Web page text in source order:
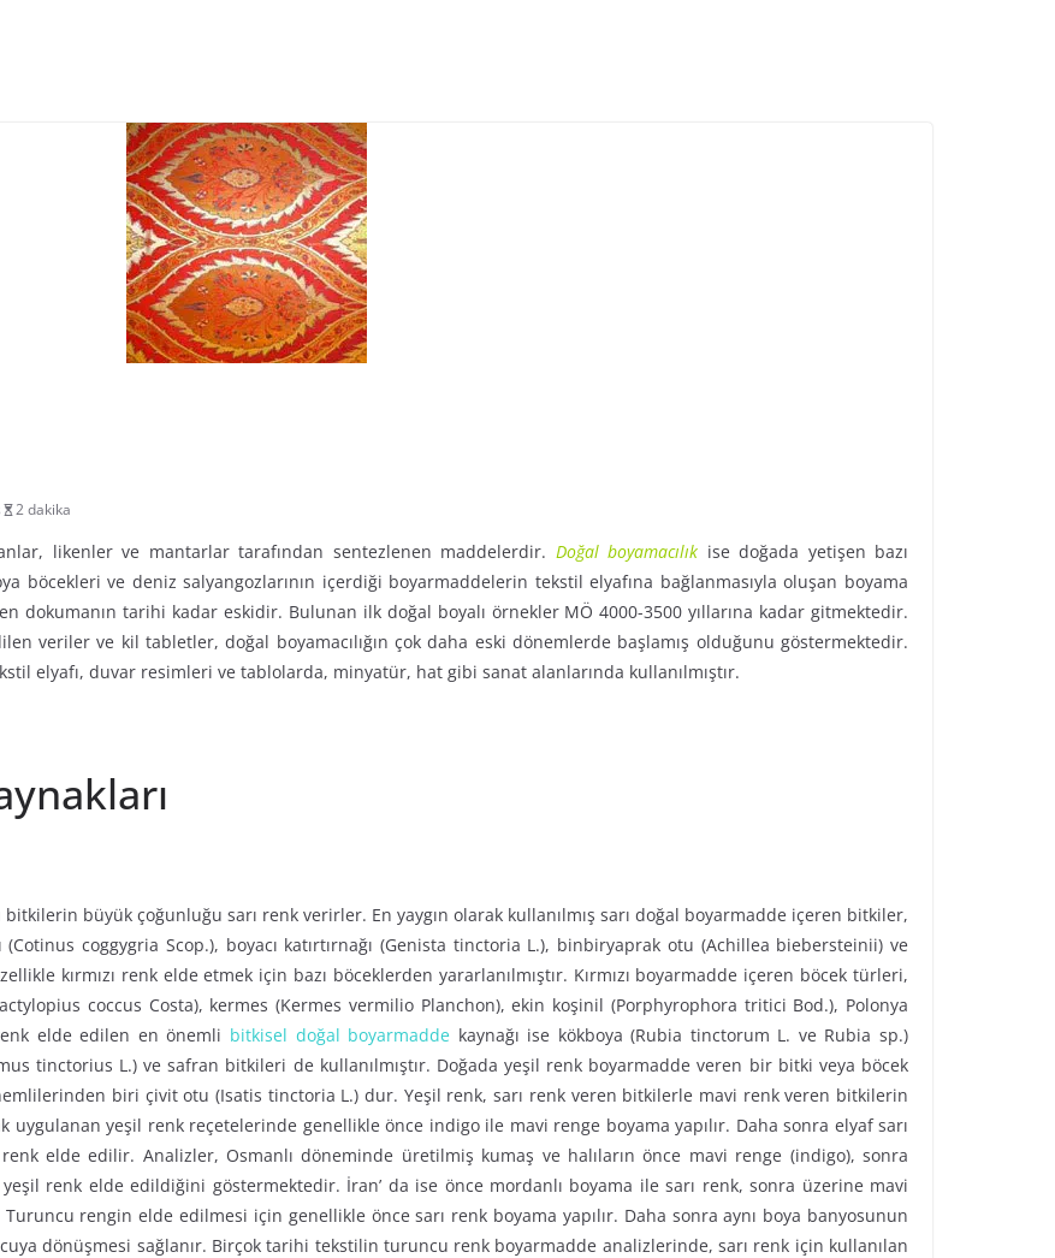
2 dakika
likenler ve mantarlar tarafından sentezlenen maddelerdir. Doğal boyamacılık ise doğada yetişen bazı
böcekleri ve deniz salyangozlarının içerdiği boyarmaddelerin tekstil elyafına bağlanmasıyla oluşan boyama
dokumanın tarihi kadar eskidir. Bulunan ilk doğal boyalı örnekler MÖ 4000-3500 yıllarına kadar gitmektedir.
veriler ve kil tabletler, doğal boyamacılığın çok daha eski dönemlerde başlamış olduğunu göstermektedir.
elyafı, duvar resimleri ve tablolarda, minyatür, hat gibi sanat alanlarında kullanılmıştır.
büyük çoğunluğu sarı renk verirler. En yaygın olarak kullanılmış sarı doğal boyarmadde içeren bitkiler,
coggygria Scop.), boyacı katırtırnağı (Genista tinctoria L.), binbiryaprak otu (Achillea biebersteinii) ve
kırmızı renk elde etmek için bazı böceklerden yararlanılmıştır. Kırmızı boyarmadde içeren böcek türleri,
coccus Costa), kermes (Kermes vermilio Planchon), ekin koşinil (Porphyrophora tritici Bod.), Polonya
elde edilen en önemli bitkisel doğal boyarmadde kaynağı ise kökboya (Rubia tinctorum L. ve Rubia sp.)
tinctorius L.) ve safran bitkileri de kullanılmıştır. Doğada yeşil renk boyarmadde veren bir bitki veya böcek
biri çivit otu (Isatis tinctoria L.) dur. Yeşil renk, sarı renk veren bitkilerle mavi renk veren bitkilerin
uygulanan yeşil renk reçetelerinde genellikle önce indigo ile mavi renge boyama yapılır. Daha sonra elyaf sarı
elde edilir. Analizler, Osmanlı döneminde üretilmiş kumaş ve halıların önce mavi renge (indigo), sonra
renk elde edildiğini göstermektedir. İran’ da ise önce mordanlı boyama ile sarı renk, sonra üzerine mavi
rengin elde edilmesi için genellikle önce sarı renk boyama yapılır. Daha sonra aynı boya banyosunun
dönüşmesi sağlanır. Birçok tarihi tekstilin turuncu renk boyarmadde analizlerinde, sarı renk için kullanılan